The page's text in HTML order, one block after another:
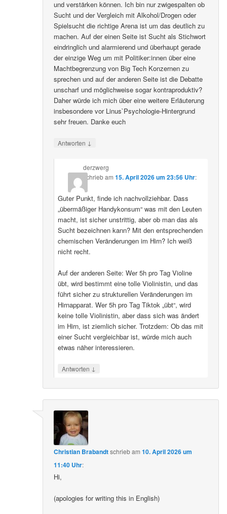
und verstärken können. Ich bin nur zwigespalten ob
Sucht und der Vergleich mit Alkohol/Drogen oder
Spielsucht die richtige Arena ist um das deutlich zu
machen. Auf der einen Seite ist Sucht als Stichwort
eindringlich und alarmierend und überhaupt gerade
der einzige Weg um mit Politiker:innen über eine
Machtbegrenzung von Big Tech Konzernen zu
sprechen und auf der anderen Seite ist die Debatte
unscharf und möglichweise sogar kontraproduktiv?
Daher würde ich mich über eine weitere Erläuterung
insbesondere vor Linus`Psychologie-Hintergrund
sehr freuen. Danke euch
Antworten ↓
derzwerg
schriebam 15. April 2026 um 23:56 Uhr:
Guter Punkt, finde ich nachvollziehbar. Dass
„übermäßiger Handykonsum“ was mit den Leuten
macht, ist sicher unstrittig, aber ob man das als
Sucht bezeichnen kann? Mit den entsprechenden
chemischen Veränderungen im Hirn? Ich weiß
nicht recht.
Auf der anderen Seite: Wer 5h pro Tag Violine
übt, wird bestimmt eine tolle Violinistin, und das
führt sicher zu strukturellen Veränderungen im
Hirnapparat. Wer 5h pro Tag Tiktok „übt“, wird
keine tolle Violinistin, aber dass sich was ändert
im Hirn, ist ziemlich sicher. Trotzdem: Ob das mit
einer Sucht vergleichbar ist, würde mich auch
etwas näher interessieren.
Antworten ↓
Christian Brabandtschriebam10. April 2026 um
11:40 Uhr:
Hi,
(apologies for writing this in English)